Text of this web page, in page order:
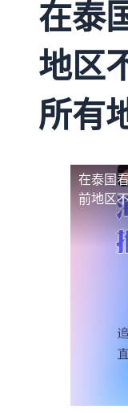
在泰
地区
所有
在泰国
前地区